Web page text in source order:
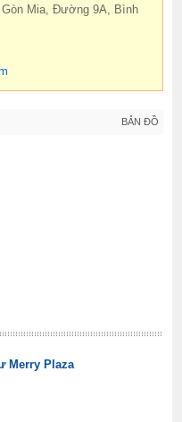
Mia, Đường 9A, Bình
BẢN ĐỒ
Merry Plaza